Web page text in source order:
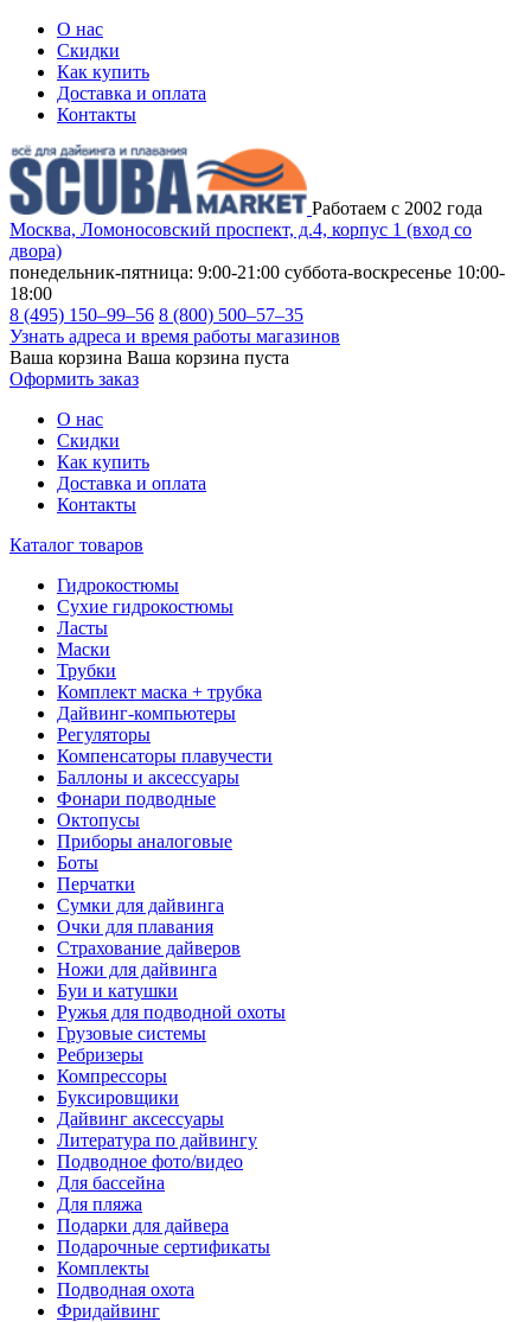
О нас
Скидки
Как купить
Доставка и оплата
Контакты
Работаем с 2002 года
Москва, Ломоносовский проспект, д.4, корпус 1 (вход со
двора)
понедельник-пятница: 9:00-21:00 суббота-воскресенье 10:00-
18:00
8 (495) 150–99–56 8 (800) 500–57–35
Узнать адреса и время работы магазинов
Ваша корзина Ваша корзина пуста
Оформить заказ
О нас
Скидки
Как купить
Доставка и оплата
Контакты
Каталог товаров
Гидрокостюмы
Сухие гидрокостюмы
Ласты
Маски
Трубки
Комплект маска + трубка
Дайвинг-компьютеры
Регуляторы
Компенсаторы плавучести
Баллоны и аксессуары
Фонари подводные
Октопусы
Приборы аналоговые
Боты
Перчатки
Сумки для дайвинга
Очки для плавания
Страхование дайверов
Ножи для дайвинга
Буи и катушки
Ружья для подводной охоты
Грузовые системы
Ребризеры
Компрессоры
Буксировщики
Дайвинг аксессуары
Литература по дайвингу
Подводное фото/видео
Для бассейна
Для пляжа
Подарки для дайвера
Подарочные сертификаты
Комплекты
Подводная охота
Фридайвинг